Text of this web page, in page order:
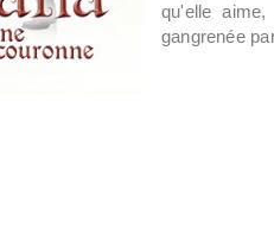
qu'elle
gangrenée